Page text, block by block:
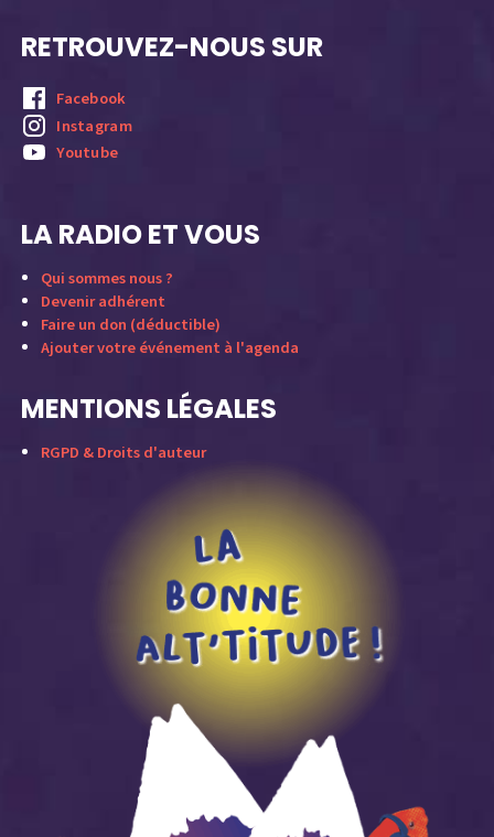
RETROUVEZ-NOUS SUR
Facebook
Instagram
Youtube
LA RADIO ET VOUS
Qui sommes nous ?
Devenir adhérent
Faire un don (déductible)
Ajouter votre événement à l'agenda
MENTIONS LÉGALES
RGPD & Droits d'auteur